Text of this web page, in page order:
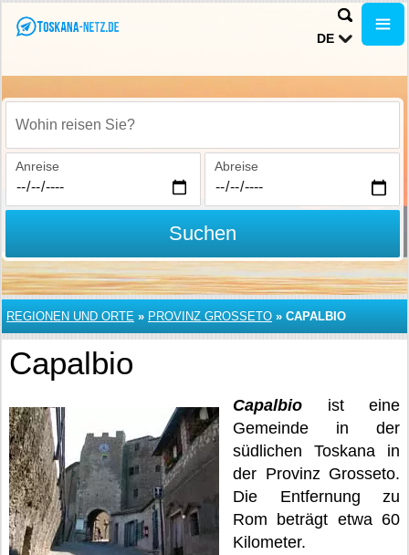
DE
Wohin reisen Sie?
Anreise Abreise
Suchen
REGIONEN UND ORTE » PROVINZ GROSSETO » CAPALBIO
Capalbio
Capalbio ist eine
Gemeinde in der
südlichen Toskana in
der Provinz Grosseto.
Die Entfernung zu
Rom beträgt etwa 60
Kilometer.